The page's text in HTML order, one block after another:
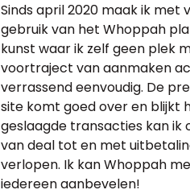
Sinds april 2020 maak ik met
gebruik van het Whoppah
kunst waar ik zelf geen plek
voortraject van aanmaken
verrassend eenvoudig. De
site komt goed over en blijkt
geslaagde transacties kan ik
van deal tot en met
verlopen. Ik kan Whoppah
iedereen aanbevelen!